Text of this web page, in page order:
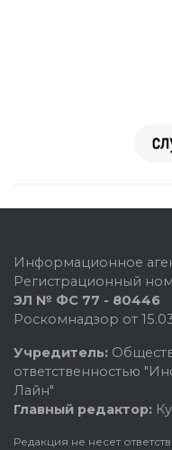
Информационное
Регистрационный
ЭЛ № ФС 77 - 80446
Роскомнадзор от
Учредитель:
ответственностью
Лайн"
Главный редактор:
Редакция не несет